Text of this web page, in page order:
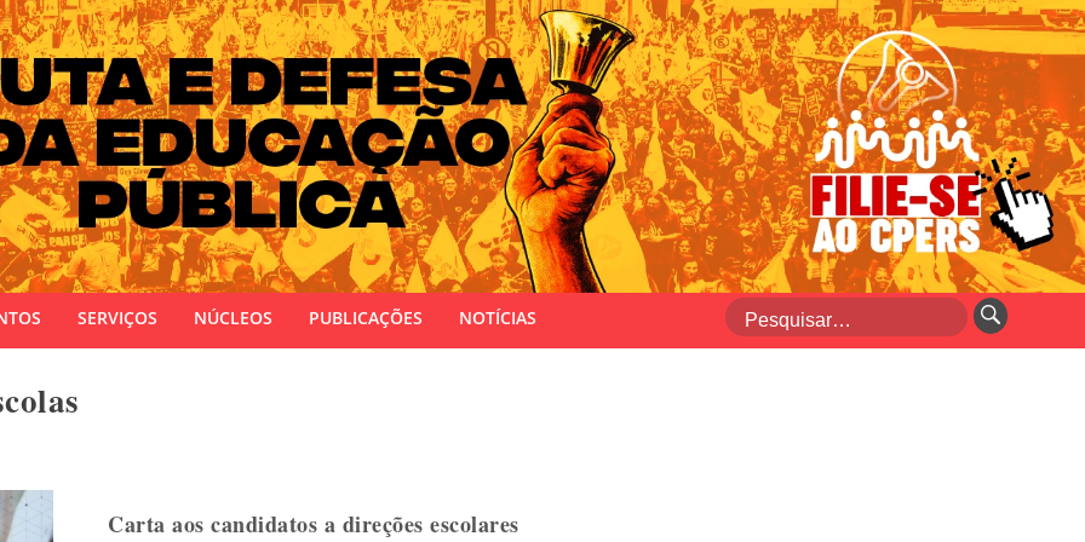
Estado do Rio Grande do Sul
SERVIÇOS NÚCLEOS PUBLICAÇÕES NOTÍCIAS
Carta aos candidatos a direções escolares